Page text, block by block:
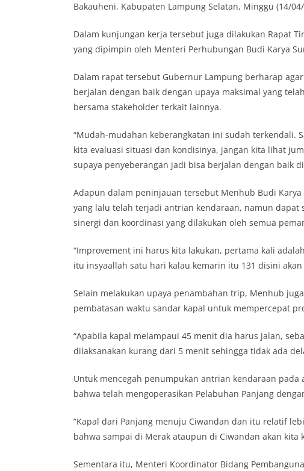
Bakauheni, Kabupaten Lampung Selatan, Minggu (14/
Dalam kunjungan kerja tersebut juga dilakukan Rapat
yang dipimpin oleh Menteri Perhubungan Budi Karya
Dalam rapat tersebut Gubernur Lampung berharap
berjalan dengan baik dengan upaya maksimal yang
bersama stakeholder terkait lainnya.
“Mudah-mudahan keberangkatan ini sudah terkendali.
kita evaluasi situasi dan kondisinya, jangan kita lihat
supaya penyeberangan jadi bisa berjalan dengan baik
Adapun dalam peninjauan tersebut Menhub Budi
yang lalu telah terjadi antrian kendaraan, namun dapat
sinergi dan koordinasi yang dilakukan oleh semua
“Improvement ini harus kita lakukan, pertama kali
itu insyaallah satu hari kalau kemarin itu 131 disini
Selain melakukan upaya penambahan trip, Menhub
pembatasan waktu sandar kapal untuk mempercepat
“Apabila kapal melampaui 45 menit dia harus jalan,
dilaksanakan kurang dari 5 menit sehingga tidak ada
Untuk mencegah penumpukan antrian kendaraan
bahwa telah mengoperasikan Pelabuhan Panjang
“Kapal dari Panjang menuju Ciwandan dan itu relatif
bahwa sampai di Merak ataupun di Ciwandan akan kita
Sementara itu, Menteri Koordinator Bidang